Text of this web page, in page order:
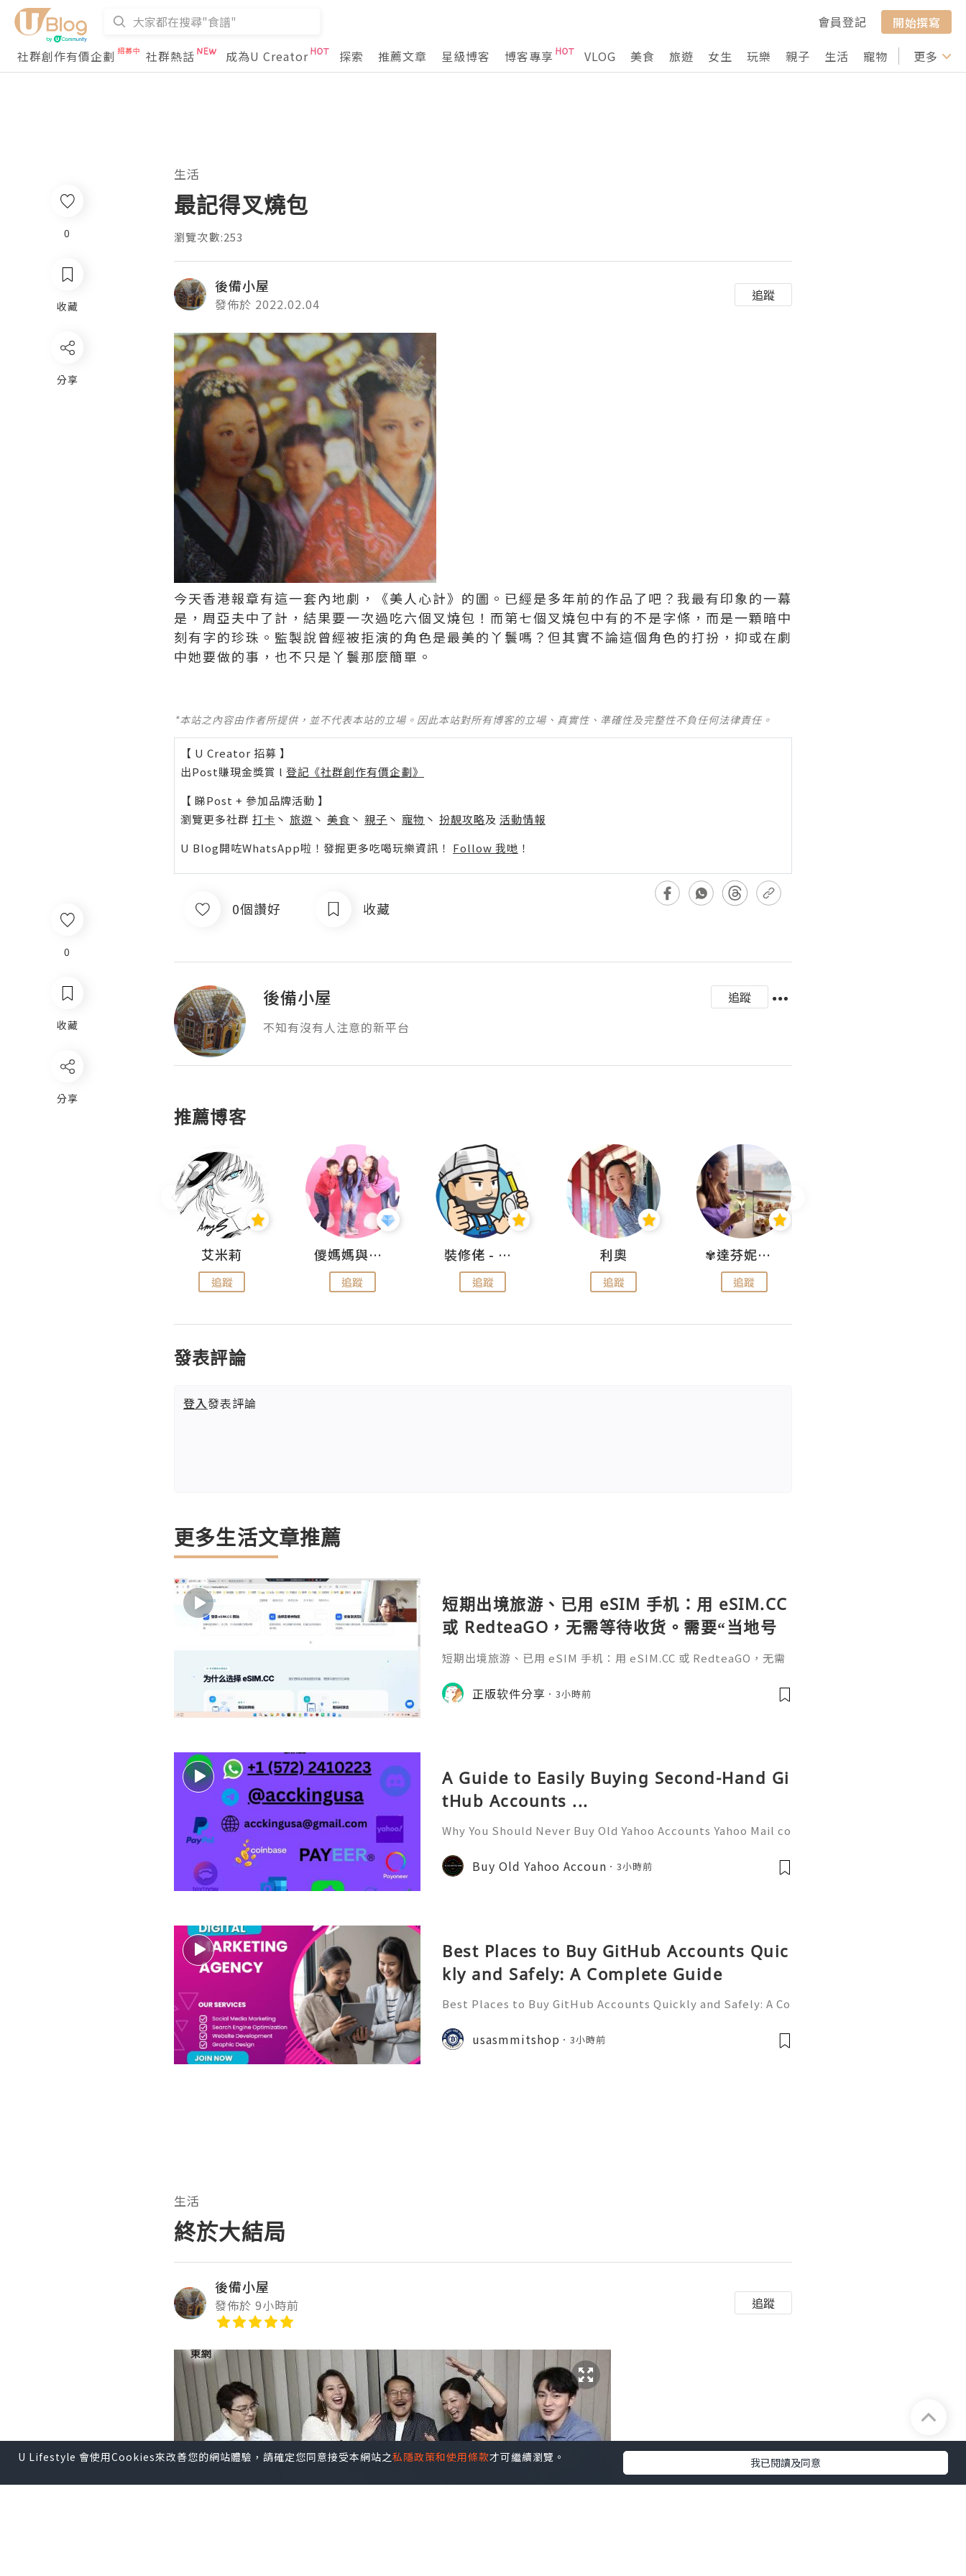
會員登記
開始撰寫
社群創作有價企劃
社群熱話 成為U Creator 探索 推薦文章 星級博客 博客專享 VLOG 美食 旅遊 女生 玩樂 親子 生活 寵物 行山 打卡
更多
0
收藏
分享
生活
最記得叉燒包
瀏覽次數:253
後備小屋
發佈於 2022.02.04
追蹤
今天香港報章有這一套內地劇，《美人心計》的圖。已經是多年前的作品了吧？我最有印象的一幕
是，周亞夫中了計，結果要一次過吃六個叉燒包！而第七個叉燒包中有的不是字條，而是一顆暗中
刻有字的珍珠。監製說曾經被拒演的角色是最美的丫鬟嗎？但其實不論這個角色的打扮，抑或在劇
中她要做的事，也不只是丫鬟那麼簡單。
*本站之內容由作者所提供，並不代表本站的立場。因此本站對所有博客的立場、真實性、準確性及完整性不負任何法律責任。
【 U Creator 招募 】
出Post賺現金獎賞 l 登記《社群創作有價企劃》
【 睇Post + 參加品牌活動 】
瀏覽更多社群 打卡 丶 旅遊 丶 美食 丶 親子 丶 寵物 丶 扮靚攻略及 活動情報
U Blog開咗WhatsApp啦！發掘更多吃喝玩樂資訊！ Follow 我哋 ！
0個讚好 收藏
後備小屋
追蹤
不知有沒有人注意的新平台
推薦博客
艾米莉
追蹤
儍媽媽與兩隻小魔怪之家
追蹤
裝修佬 - 香港一站式網上裝修平台
追蹤
利奧
追蹤
✾達芬妮•愛孩子•愛生活✾
追蹤
發表評論
登入發表評論
更多生活文章推薦
短期出境旅游、已用 eSIM 手机：用 eSIM.CC
或 RedteaGO，无需等待收货。需要“当地号
码 + 通话短信”（如打车、外卖、客户联
餐）。长
短期出境旅游、已用 eSIM 手机：用 eSIM.CC 或 RedteaGO，无需
络）：优先 RedteaGO（明确提供通话短信套餐）。长期多国移动办
公数字游民，或手机不支持 eSIM：用 Xesim，一次收货长期使用，
正版软件分享 3小時前
A Guide to Easily Buying Second-Hand Gi
tHub Accounts ...
Why You Should Never Buy Old Yahoo Accounts Yahoo Mail co
onal communication, business correspondence, and online a
ccount recovery. Because of
Buy Old Yahoo Accoun 3小時前
Best Places to Buy GitHub Accounts Quic
kly and Safely: A Complete Guide
Best Places to Buy GitHub Accounts Quickly and Safely: A Co
t platforms for software developers, programmers, startup
s, open-source communities, s
usasmmitshop 3小時前
0
收藏
分享
生活
終於大結局
後備小屋
發佈於 9小時前 追蹤
U Lifestyle 會使用Cookies來改善您的網站體驗，請確定您同意接受本網站之私隱政策和使用條款才可繼續瀏覽。 我已閱讀及同意